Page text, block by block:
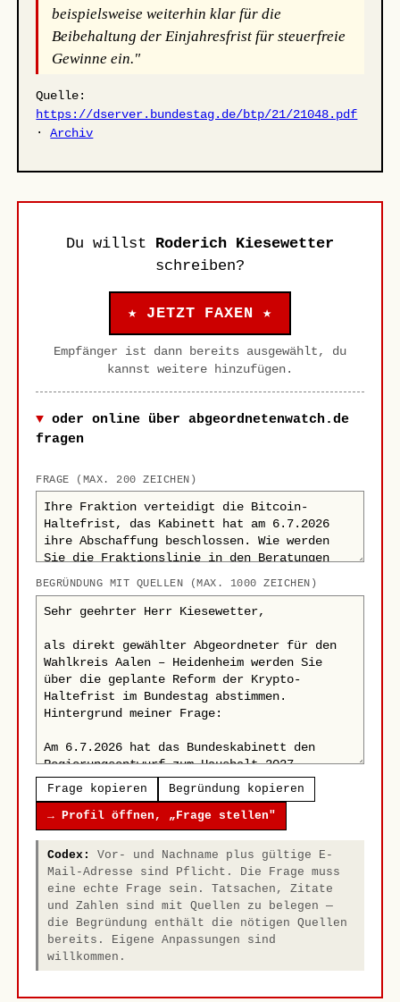
beispielsweise weiterhin klar für die
Beibehaltung der Einjahresfrist für steuerfreie
Gewinne ein."
Quelle:
https://dserver.bundestag.de/btp/21/21048.pdf
·Archiv
Du willst Roderich Kiesewetter
schreiben?
★ JETZT FAXEN ★
Empfänger ist dann bereits ausgewählt, du
kannst weitere hinzufügen.
oder online über abgeordnetenwatch.de
fragen
FRAGE (MAX. 200 ZEICHEN)
BEGRÜNDUNG MIT QUELLEN (MAX. 1000 ZEICHEN)
Frage kopieren Begründung kopieren
→ Profil öffnen, „Frage stellen"
Codex:
Vor- und Nachname plus gültige E-
Mail-Adresse sind Pflicht. Die Frage muss
eine echte Frage sein. Tatsachen, Zitate
und Zahlen sind mit Quellen zu belegen —
die Begründung enthält die nötigen Quellen
bereits. Eigene Anpassungen sind
willkommen.